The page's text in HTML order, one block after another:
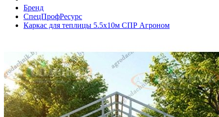
Бренд
СпецПрофРесурс
Каркас для теплицы 5.5х10м СПР Агроном